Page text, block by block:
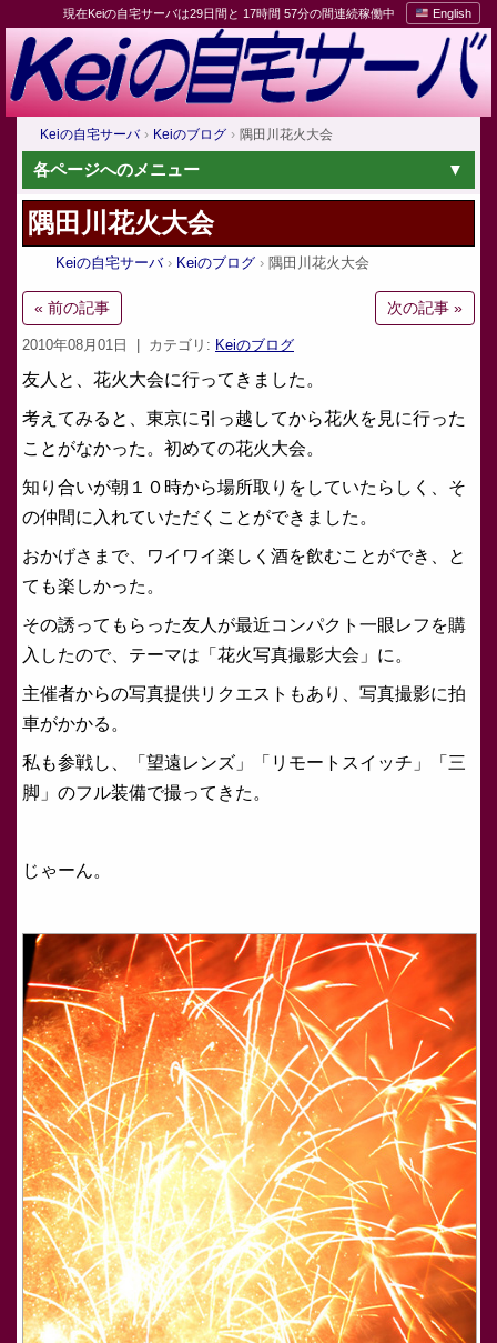
現在Keiの自宅サーバは29日間と 17時間 57分の間連続稼働中 English
Keiの自宅サーバ Keiのブログ 隅田川花火大会
各ページへのメニュー
隅田川花火大会
Keiの自宅サーバ Keiのブログ 隅田川花火大会
« 前の記事 次の記事 »
2010年08月01日 | カテゴリ: Keiのブログ
友人と、花火大会に行ってきました。
考えてみると、東京に引っ越してから花火を見に行った
ことがなかった。初めての花火大会。
知り合いが朝１０時から場所取りをしていたらしく、そ
の仲間に入れていただくことができました。
おかげさまで、ワイワイ楽しく酒を飲むことができ、と
ても楽しかった。
その誘ってもらった友人が最近コンパクト一眼レフを購
入したので、テーマは「花火写真撮影大会」に。
主催者からの写真提供リクエストもあり、写真撮影に拍
車がかかる。
私も参戦し、「望遠レンズ」「リモートスイッチ」「三
脚」のフル装備で撮ってきた。
じゃーん。